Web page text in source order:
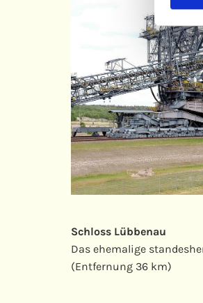
Schloss Lübbenau
Das ehemalige
(Entfernung 36 km)